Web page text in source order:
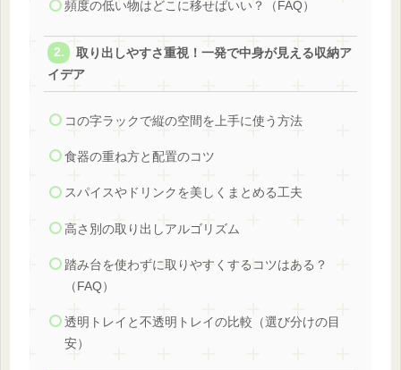
頻度の低い物はどこに移せばいい？（FAQ）
取り出しやすさ重視！一発で中身が見える収納ア
イデア
コの字ラックで縦の空間を上手に使う方法
食器の重ね方と配置のコツ
スパイスやドリンクを美しくまとめる工夫
高さ別の取り出しアルゴリズム
踏み台を使わずに取りやすくするコツはある？
（FAQ）
透明トレイと不透明トレイの比較（選び分けの目
安）